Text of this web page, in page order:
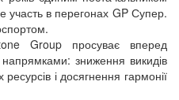
участь в перегонах GP Супер.
Group просуває вперед
напрямками: зниження викидів
і досягнення гармонії